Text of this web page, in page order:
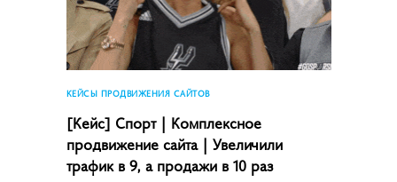
КЕЙСЫ ПРОДВИЖЕНИЯ САЙТОВ
[Кейс] Спорт | Комплексное
продвижение сайта | Увеличили
трафик в 9, а продажи в 10 раз